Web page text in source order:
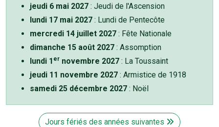
jeudi 6 mai 2027 : Jeudi de l'Ascension
lundi 17 mai 2027 : Lundi de Pentecôte
mercredi 14 juillet 2027 : Fête Nationale
dimanche 15 août 2027 : Assomption
lundi 1 er novembre 2027 : La Toussaint
jeudi 11 novembre 2027 : Armistice de 1918
samedi 25 décembre 2027 : Noël
Jours fériés des années suivantes